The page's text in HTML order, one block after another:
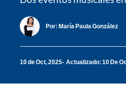
Por: María Paula González
10 de Oct, 2025 Actualizado: 10 De